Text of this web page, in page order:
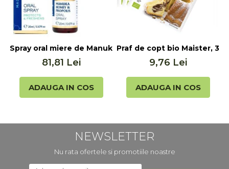
Spray oral miere de Manuka MGO 400+ UMF 13+ cu
81,81 Lei
ADAUGA IN COS
Praf de copt bio Maister,
9,76 Lei
ADAUGA IN COS
NEWSLETTER
Nu rata ofertele si promotiile noastre